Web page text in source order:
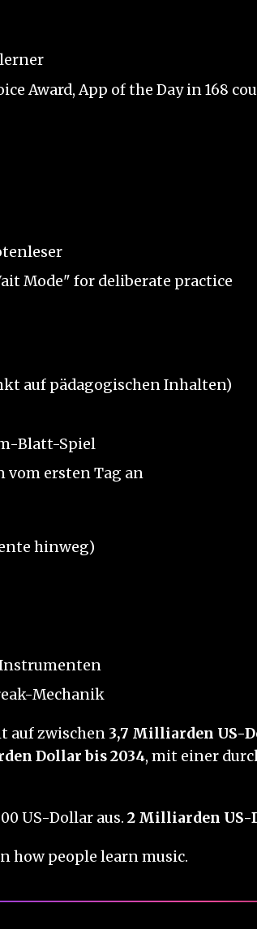
Award, App of the Day in 168
Mode" for deliberate practice
auf pädagogischen Inhalten)
Blatt-Spiel
vom ersten Tag an
hinweg)
Mechanik
auf zwischen 3,7 Milliarden US-
Dollar bis 2034, mit einer
US-Dollar aus. 2 Milliarden US-
how people learn music.